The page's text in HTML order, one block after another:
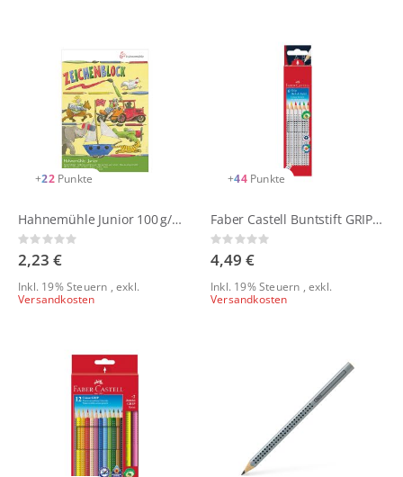
+22 Punkte
Hahnemühle Junior 100 g/m² Zeichenblock Kinder
Rating:
0%
2,23 €
Inkl. 19% Steuern ,exkl.
Versandkosten
+44 Punkte
Faber Castell Buntstift GRIP Heft + Tafel 6er Etui
Rating:
0%
4,49 €
Inkl. 19% Steuern ,exkl.
Versandkosten